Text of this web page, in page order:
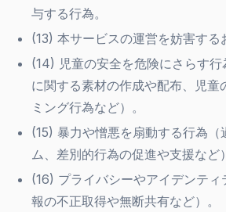
与する行為。
(13) 本サービスの運営を妨害する
(14) 児童の安全を危険にさらす
に関する素材の作成や配布、児童
ミング行為など）。
(15) 暴力や憎悪を扇動する行為（
ム、差別的行為の促進や支援など
(16) プライバシーやアイデンテ
報の不正取得や無断共有など）。